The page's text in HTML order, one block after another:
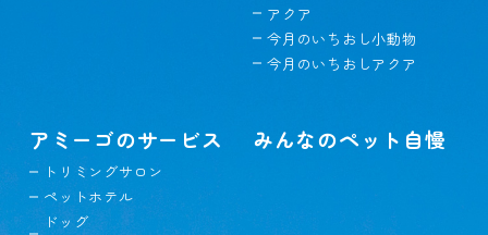
アクア
今月のいちおし小動物
今月のいちおしアクア
アミーゴのサービス
トリミングサロン
ペットホテル
ドッグ
みんなのペット自慢